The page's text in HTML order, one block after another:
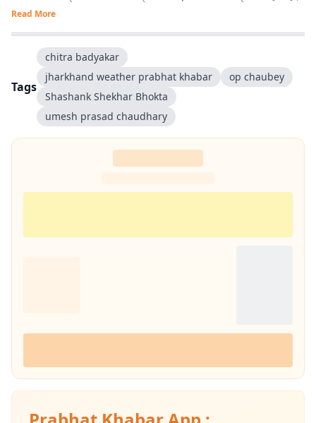
Read More
Tags
chitra badyakar
jharkhand weather prabhat khabar
op chaubey
Shashank Shekhar Bhokta
umesh prasad chaudhary